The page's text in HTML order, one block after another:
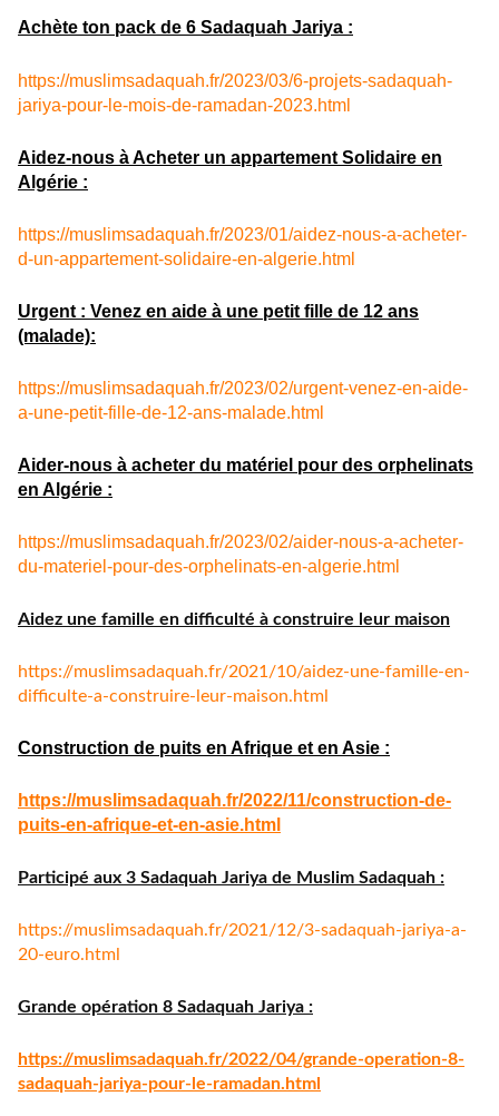
Achète ton pack de 6 Sadaquah Jariya :
https://muslimsadaquah.fr/2023/03/6-projets-sadaquah-
jariya-pour-le-mois-de-ramadan-2023.html
Aidez-nous à Acheter un appartement Solidaire en
Algérie :
https://muslimsadaquah.fr/2023/01/aidez-nous-a-acheter-
d-un-appartement-solidaire-en-algerie.html
Urgent : Venez en aide à une petit fille de 12 ans
(malade):
https://muslimsadaquah.fr/2023/02/urgent-venez-en-aide-
a-une-petit-fille-de-12-ans-malade.html
Aider-nous à acheter du matériel pour des orphelinats
en Algérie :
https://muslimsadaquah.fr/2023/02/aider-nous-a-acheter-
du-materiel-pour-des-orphelinats-en-algerie.html
Aidez une famille en difficulté à construire leur maison
https://muslimsadaquah.fr/2021/10/aidez-une-famille-en-
difficulte-a-construire-leur-maison.html
Construction de puits en Afrique et en Asie :
https://muslimsadaquah.fr/2022/11/construction-de-
puits-en-afrique-et-en-asie.html
Participé aux 3 Sadaquah Jariya de Muslim Sadaquah :
https://muslimsadaquah.fr/2021/12/3-sadaquah-jariya-a-
20-euro.html
Grande opération 8 Sadaquah Jariya :
https://muslimsadaquah.fr/2022/04/grande-operation-8-
sadaquah-jariya-pour-le-ramadan.html